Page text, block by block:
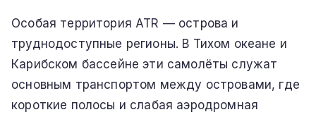
Особая территория ATR — острова и
труднодоступные регионы. В Тихом океане и
Карибском бассейне эти самолёты служат
основным транспортом между островами, где
короткие полосы и слабая аэродромная